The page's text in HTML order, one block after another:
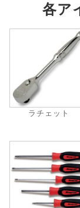
各ア
ラチェット